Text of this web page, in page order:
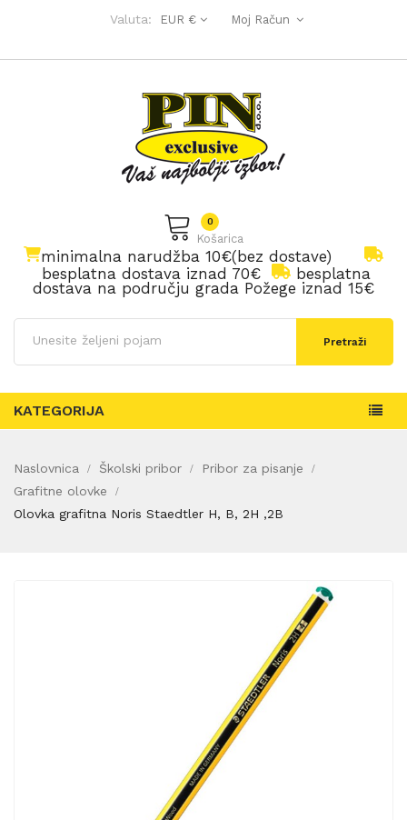
Valuta: EUR € Moj Račun
Košarica
0
minimalna narudžba 10€(bez dostave)
besplatna dostava iznad 70€
besplatna
dostava na području grada Požege iznad 15€
Pretraži
KATEGORIJA
Naslovnica Školski pribor
Pribor za pisanje
Grafitne olovke
Olovka grafitna Noris Staedtler H, B, 2H ,2B